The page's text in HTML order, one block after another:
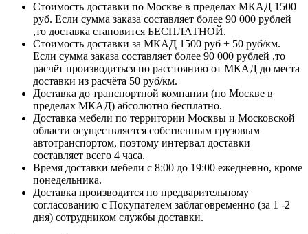
Стоимость доставки по Москве в пределах МКАД 1500
руб. Если сумма заказа составляет более 90 000 рублей
,то доставка становится БЕСПЛАТНОЙ.
Стоимость доставки за МКАД 1500 руб + 50 руб/км.
Если сумма заказа составляет более 90 000 рублей ,то
расчёт производиться по расстоянию от МКАД до места
доставки из расчёта 50 руб/км.
Доставка до транспортной компании (по Москве в
пределах МКАД) абсолютно бесплатно.
Доставка мебели по территории Москвы и Московской
области осуществляется собственным грузовым
автотранспортом, поэтому интервал доставки
составляет всего 4 часа.
Время доставки мебели с 8:00 до 19:00 ежедневно, кроме
понедельника.
Доставка производится по предварительному
согласованию с Покупателем заблаговременно (за 1 -2
дня) сотрудником службы доставки.